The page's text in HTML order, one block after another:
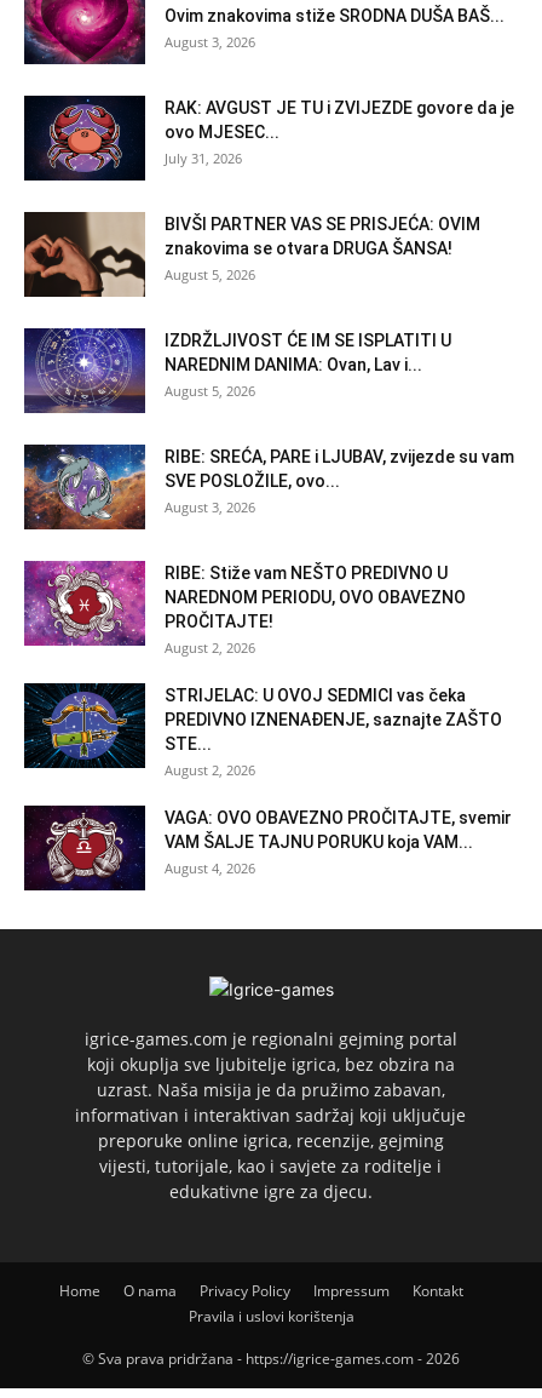
Ovim znakovima stiže SRODNA DUŠA BAŠ...
August 3, 2026
RAK: AVGUST JE TU i ZVIJEZDE govore da je
ovo MJESEC...
July 31, 2026
BIVŠI PARTNER VAS SE PRISJEĆA: OVIM
znakovima se otvara DRUGA ŠANSA!
August 5, 2026
IZDRŽLJIVOST ĆE IM SE ISPLATITI U
NAREDNIM DANIMA: Ovan, Lav i...
August 5, 2026
RIBE: SREĆA, PARE i LJUBAV, zvijezde su vam
SVE POSLOŽILE, ovo...
August 3, 2026
RIBE: Stiže vam NEŠTO PREDIVNO U
NAREDNOM PERIODU, OVO OBAVEZNO
PROČITAJTE!
August 2, 2026
STRIJELAC: U OVOJ SEDMICI vas čeka
PREDIVNO IZNENAĐENJE, saznajte ZAŠTO
STE...
August 2, 2026
VAGA: OVO OBAVEZNO PROČITAJTE, svemir
VAM ŠALJE TAJNU PORUKU koja VAM...
August 4, 2026
igrice-games.com je regionalni gejming portal
koji okuplja sve ljubitelje igrica, bez obzira na
uzrast. Naša misija je da pružimo zabavan,
informativan i interaktivan sadržaj koji uključuje
preporuke online igrica, recenzije, gejming
vijesti, tutorijale, kao i savjete za roditelje i
edukativne igre za djecu.
Home O nama Privacy Policy Impressum
Kontakt
Pravila i uslovi korištenja
© Sva prava pridržana - https://igrice-games.com - 2026